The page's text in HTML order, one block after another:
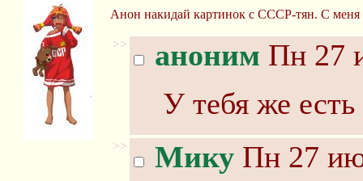
Анон накидай картинок с СССР-тян. С меня
>> аноним Пн 27
У тебя же
>> Мику Пн 27